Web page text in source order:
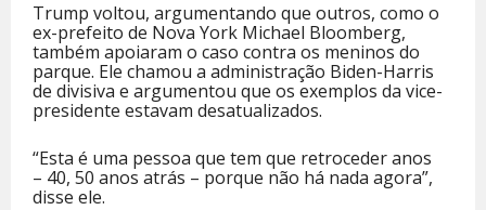
Trump voltou, argumentando que outros, como o
ex-prefeito de Nova York Michael Bloomberg,
também apoiaram o caso contra os meninos do
parque. Ele chamou a administração Biden-Harris
de divisiva e argumentou que os exemplos da vice-
presidente estavam desatualizados.
“Esta é uma pessoa que tem que retroceder anos
– 40, 50 anos atrás – porque não há nada agora”,
disse ele.